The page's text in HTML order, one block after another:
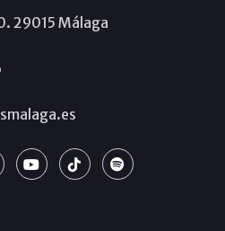
29015 Málaga